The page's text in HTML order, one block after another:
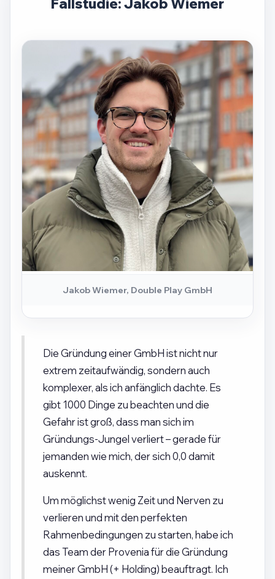
Fallstudie: Jakob Wiemer
Jakob Wiemer, Double Play GmbH
Die Gründung einer GmbH ist nicht nur
extrem zeitaufwändig, sondern auch
komplexer, als ich anfänglich dachte. Es
gibt 1000 Dinge zu beachten und die
Gefahr ist groß, dass man sich im
Gründungs-Jungel verliert – gerade für
jemanden wie mich, der sich 0,0 damit
auskennt.
Um möglichst wenig Zeit und Nerven zu
verlieren und mit den perfekten
Rahmenbedingungen zu starten, habe ich
das Team der Provenia für die Gründung
meiner GmbH (+ Holding) beauftragt. Ich